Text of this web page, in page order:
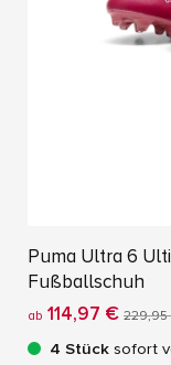
Puma Ultra 6
Fußballschuh
ab 114,97 € 229,95
4 Stück sofort